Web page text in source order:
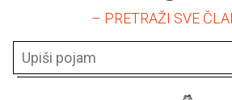
– PRETRAŽI SVE